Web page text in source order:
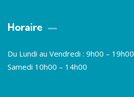
Horaire
Du Lundi au Vendredi : 9h00 – 19h00
Samedi 10h00 – 14h00